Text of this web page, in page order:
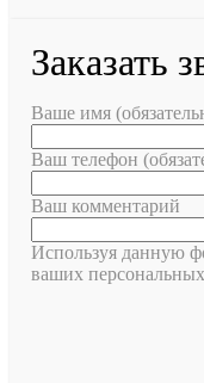
Заказать
Ваше имя
Ваш телефон
Ваш комментарий
Используя данную
ваших